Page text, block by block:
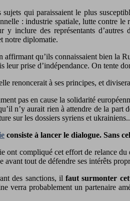
qui paraissaient le plus
: industrie spatiale, lutte contre
des représentants d’autres
notre diplomatie.
qu’ils connaissaient bien la
leur prise d’indépendance. On tente
renoncerait à ses principes, et
pas en cause la solidarité
n’y aurait rien à attendre de la
sur les dossiers syriens et
consiste à lancer le dialogue. Sans
ont compliqué cet effort de relance
tout de défendre ses intérêts
des sanctions, ilfaut surmonter
verra probablement un partenaire